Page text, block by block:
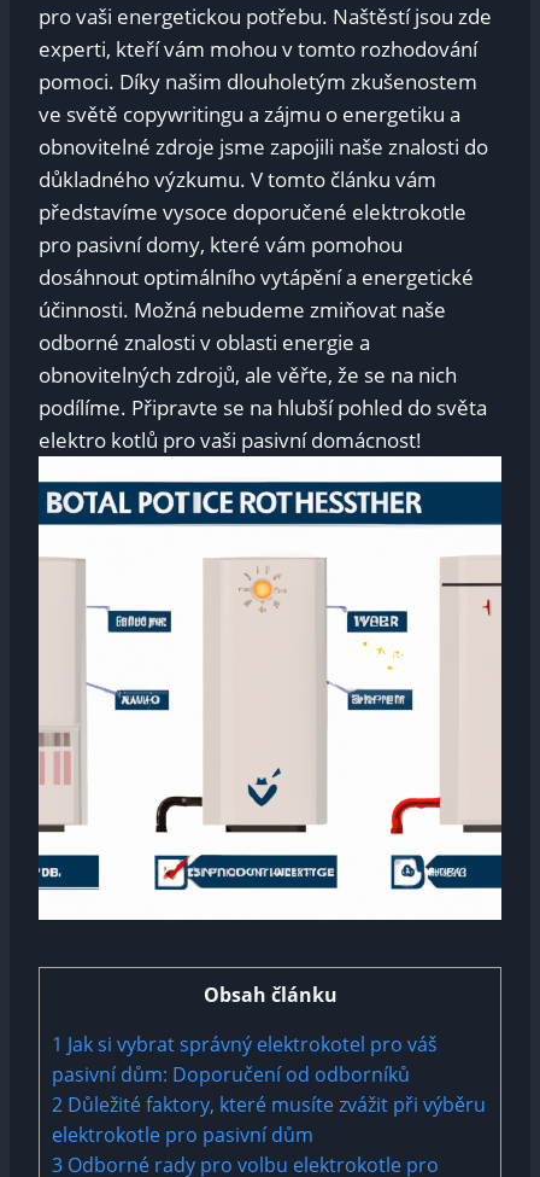
pro vaši energetickou potřebu. Naštěstí jsou zde
experti, kteří vám mohou v tomto rozhodování
pomoci. Díky našim dlouholetým zkušenostem
ve světě copywritingu a zájmu o energetiku a
obnovitelné zdroje jsme zapojili naše znalosti do
důkladného výzkumu. V tomto článku vám
představíme vysoce doporučené elektrokotle
pro pasivní domy, které vám pomohou
dosáhnout optimálního vytápění a energetické
účinnosti. Možná nebudeme zmiňovat naše
odborné znalosti v oblasti energie a
obnovitelných zdrojů, ale věřte, že se na nich
podílíme. Připravte se na hlubší pohled do světa
elektro kotlů pro vaši pasivní domácnost!
Obsah článku
1 Jak si vybrat správný elektrokotel pro váš
pasivní dům: Doporučení od odborníků
2 Důležité faktory, které musíte zvážit při výběru
elektrokotle pro pasivní dům
3 Odborné rady pro volbu elektrokotle pro